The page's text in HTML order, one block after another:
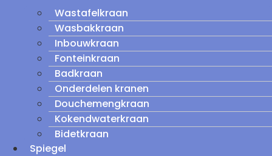
Wastafelkraan
Wasbakkraan
Inbouwkraan
Fonteinkraan
Badkraan
Onderdelen kranen
Douchemengkraan
Kokendwaterkraan
Bidetkraan
Spiegel